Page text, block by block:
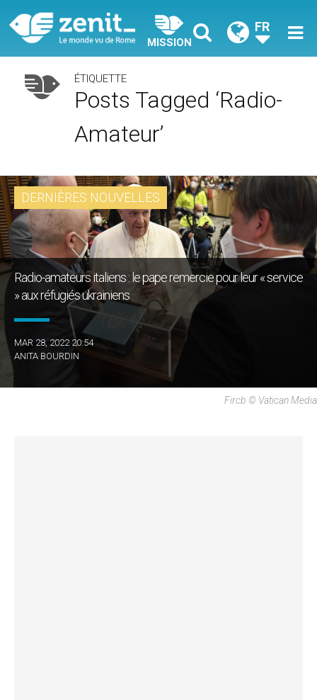
MISSION
FR
ÉTIQUETTE
Posts Tagged ‘radio-
Amateur’
DERNIÈRES NOUVELLES
Radio-amateurs italiens : le pape remercie pour leur « service
» aux réfugiés ukrainiens
MAR 28, 2022 20:54
ANITA BOURDIN
Fircb © Vatican Media